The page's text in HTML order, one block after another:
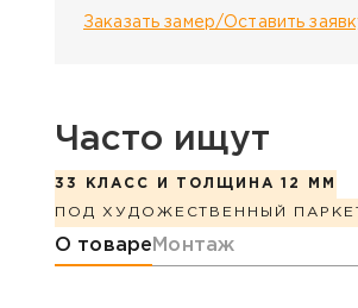
Заказать замер/Оставить
Часто ищут
33 КЛАСС И ТОЛЩИНА 12 ММ
ПОД ХУДОЖЕСТВЕННЫЙ
Информация о
О товаре Монтаж